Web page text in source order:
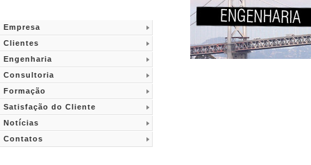
Empresa
Clientes
Engenharia
Consultoria
Formação
Satisfação do Cliente
Notícias
Contatos